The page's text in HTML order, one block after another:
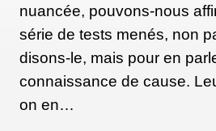
nuancée, pouvons-nous
série de tests menés, non
disons-le, mais pour en
connaissance de cause.
on en…